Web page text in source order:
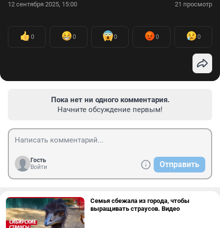
12 сентября 2025, 15:00 21 просмотр
0 0 0 0 0
Пока нет ни одного комментария.
Начните обсуждение первым!
Гость
Войти
Отправить
Семья сбежала из города, чтобы
выращивать страусов. Видео